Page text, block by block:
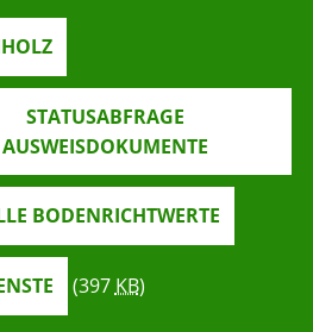
STATUSABFRAGE
AUSWEISDOKUMENTE
BODENRICHTWERTE
(397 KB)